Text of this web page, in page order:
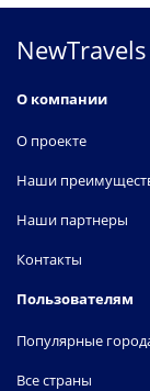
NewTravels
О компании
О проекте
Наши
Наши партнеры
Контакты
Пользователям
Популярные
Все страны